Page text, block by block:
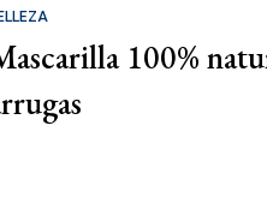
100%